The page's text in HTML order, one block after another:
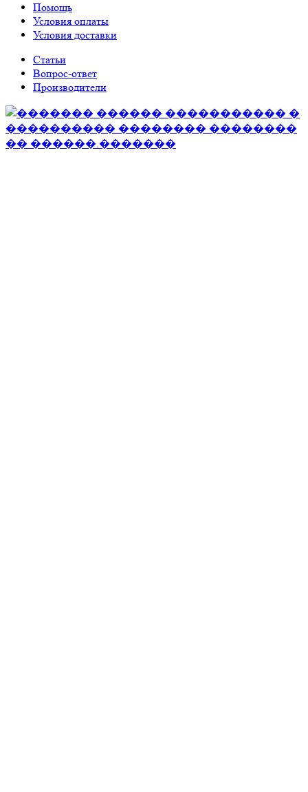
Помощь
Условия оплаты
Условия доставки
Статьи
Вопрос-ответ
Производители